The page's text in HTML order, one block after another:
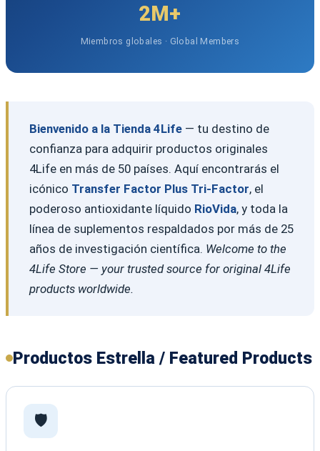
2M+
Miembros globales · Global Members
Bienvenido a la Tienda 4Life— tu destino de
confianza para adquirir productos originales
4Life en más de 50 países. Aquí encontrarás el
icónico Transfer Factor Plus Tri-Factor, el
poderoso antioxidante líquido RioVida, y toda la
línea de suplementos respaldados por más de 25
años de investigación científica. Welcome to the
4Life Store — your trusted source for original 4Life
products worldwide.
Productos Estrella / Featured Products
🛡️